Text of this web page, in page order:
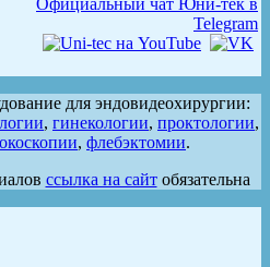
для эндовидеохирургии:
, гинекологии, проктологии,
, флебэктомии.
ссылка на сайтобязательна